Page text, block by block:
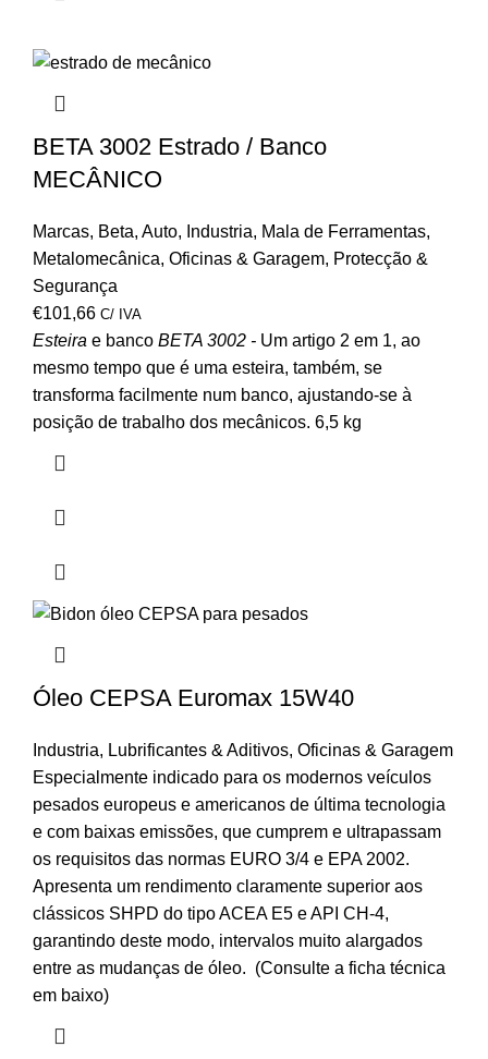
BETA 3002 Estrado / Banco
MECÂNICO
Marcas, Beta, Auto, Industria, Mala de Ferramentas,
Metalomecânica, Oficinas & Garagem, Protecção &
Segurança
€101,66 C/ IVA
Esteira e banco BETA 3002 - Um artigo 2 em 1, ao
mesmo tempo que é uma esteira, também, se
transforma facilmente num banco, ajustando-se à
posição de trabalho dos mecânicos. 6,5 kg
Óleo CEPSA Euromax 15W40
Industria, Lubrificantes & Aditivos, Oficinas & Garagem
Especialmente indicado para os modernos veículos
pesados europeus e americanos de última tecnologia
e com baixas emissões, que cumprem e ultrapassam
os requisitos das normas EURO 3/4 e EPA 2002.
Apresenta um rendimento claramente superior aos
clássicos SHPD do tipo ACEA E5 e API CH-4,
garantindo deste modo, intervalos muito alargados
entre as mudanças de óleo. (Consulte a ficha técnica
em baixo)